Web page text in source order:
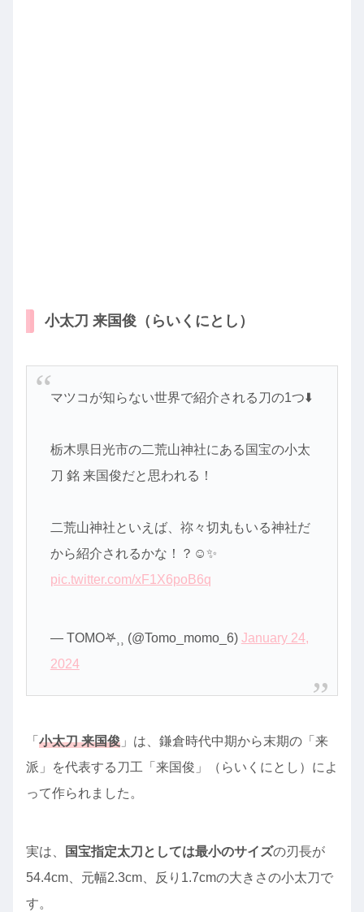
小太刀 来国俊（らいくにとし）
マツコが知らない世界で紹介される刀の1つ⬇️
栃木県日光市の二荒山神社にある国宝の小太
刀 銘 来国俊だと思われる！
二荒山神社といえば、祢々切丸もいる神社だ
から紹介されるかな！？☺️✨
pic.twitter.com/xF1X6poB6q
— TOMO𖤐⸒⸒ (@Tomo_momo_6) January 24,
2024
「 小太刀 来国俊 」は、鎌倉時代中期から末期の「来
派」を代表する刀工「来国俊」（らいくにとし）によ
って作られました。
実は、 国宝指定太刀としては最小のサイズの刃長が
54.4cm、元幅2.3cm、反り1.7cmの大きさの小太刀で
す。